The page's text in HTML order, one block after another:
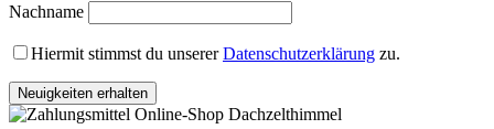
Nachname
Hiermit stimmst du unsererDatenschutzerklärung zu.